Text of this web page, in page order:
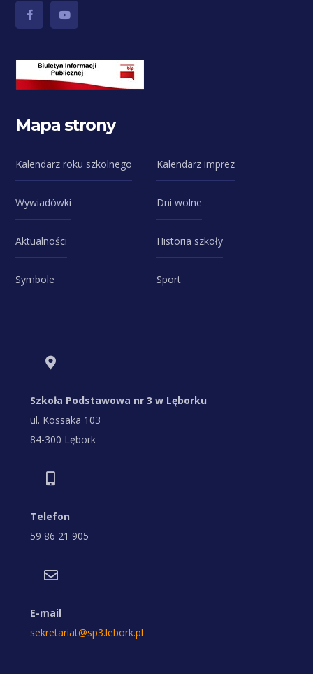
Mapa strony
Kalendarz roku szkolnego Kalendarz imprez
Wywiadówki Dni wolne
Aktualności Historia szkoły
Symbole Sport
Szkoła Podstawowa nr 3 w Lęborku
ul. Kossaka 103
84-300 Lębork
Telefon
59 86 21 905
E-mail
sekretariat@sp3.lebork.pl